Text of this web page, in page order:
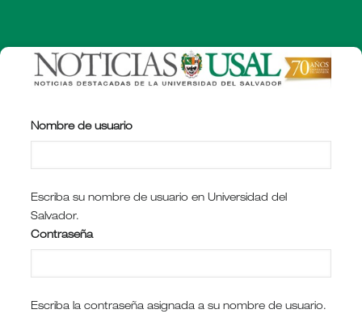
contenido
principal
Nombre de usuario
Escriba su nombre de usuario en Universidad del
Salvador.
Contraseña
Escriba la contraseña asignada a su nombre de usuario.